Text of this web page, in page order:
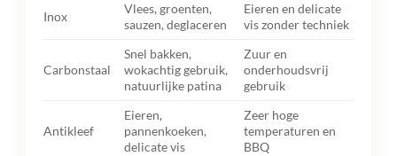
Inox
Vlees, groenten,
sauzen, deglaceren
Eieren en delicate
vis zonder techniek
Carbonstaal
Snel bakken,
wokachtig gebruik,
natuurlijke patina
Zuur en
onderhoudsvrij
gebruik
Antikleef
Eieren,
pannenkoeken,
delicate vis
Zeer hoge
temperaturen en
BBQ